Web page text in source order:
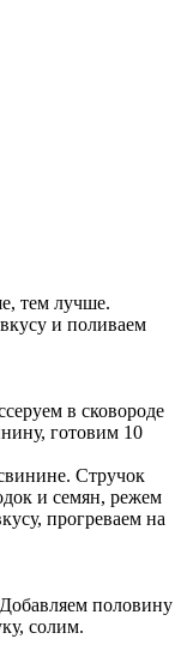
тем лучше.
и поливаем
в сковороде
готовим 10
Стручок
и семян, режем
прогреваем на
половину
солим.